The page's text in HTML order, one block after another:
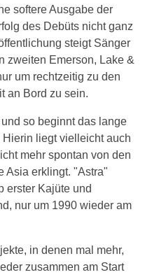
softere Ausgabe der
des Debüts nicht ganz
steigt Sänger
zweiten Emerson, Lake &
um rechtzeitig zu den
an Bord zu sein.
so beginnt das lange
liegt vielleicht auch
mehr spontan von den
Asia erklingt. "Astra"
erster Kajüte und
nur um 1990 wieder am
in denen mal mehr,
zusammen am Start